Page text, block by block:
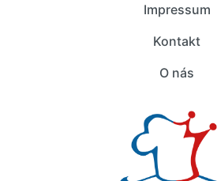
Impressum
Kontakt
O nás